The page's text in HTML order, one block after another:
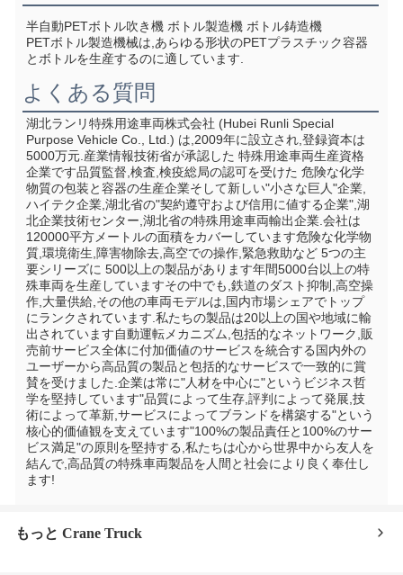
半自動PETボトル吹き機 ボトル製造機 ボトル鋳造機
PETボトル製造機械は,あらゆる形状のPETプラスチック容器
とボトルを生産するのに適しています.
よくある質問
湖北ランリ特殊用途車両株式会社 (Hubei Runli Special
Purpose Vehicle Co., Ltd.) は,2009年に設立され,登録資本は
5000万元.産業情報技術省が承認した 特殊用途車両生産資格
企業です品質監督,検査,検疫総局の認可を受けた 危険な化学
物質の包装と容器の生産企業そして新しい"小さな巨人"企業,
ハイテク企業,湖北省の"契約遵守および信用に値する企業",湖
北企業技術センター,湖北省の特殊用途車両輸出企業.会社は
120000平方メートルの面積をカバーしています危険な化学物
質,環境衛生,障害物除去,高空での操作,緊急救助など 5つの主
要シリーズに 500以上の製品があります年間5000台以上の特
殊車両を生産していますその中でも,鉄道のダスト抑制,高空操
作,大量供給,その他の車両モデルは,国内市場シェアでトップ
にランクされています.私たちの製品は20以上の国や地域に輸
出されています自動運転メカニズム,包括的なネットワーク,販
売前サービス全体に付加価値のサービスを統合する国内外の
ユーザーから高品質の製品と包括的なサービスで一致的に賞
賛を受けました.企業は常に"人材を中心に"というビジネス哲
学を堅持しています"品質によって生存,評判によって発展,技
術によって革新,サービスによってブランドを構築する"という
核心的価値観を支えています"100%の製品責任と100%のサー
ビス満足"の原則を堅持する,私たちは心から世界中から友人を
結んで,高品質の特殊車両製品を人間と社会により良く奉仕し
ます!
もっと Crane Truck